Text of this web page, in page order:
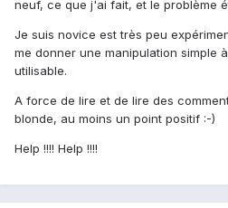
neuf, ce que j'ai fait, et le problème
Je suis novice est très peu
me donner une manipulation simple
utilisable.
A force de lire et de lire des
blonde, au moins un point positif :-)
Help !!!! Help !!!!